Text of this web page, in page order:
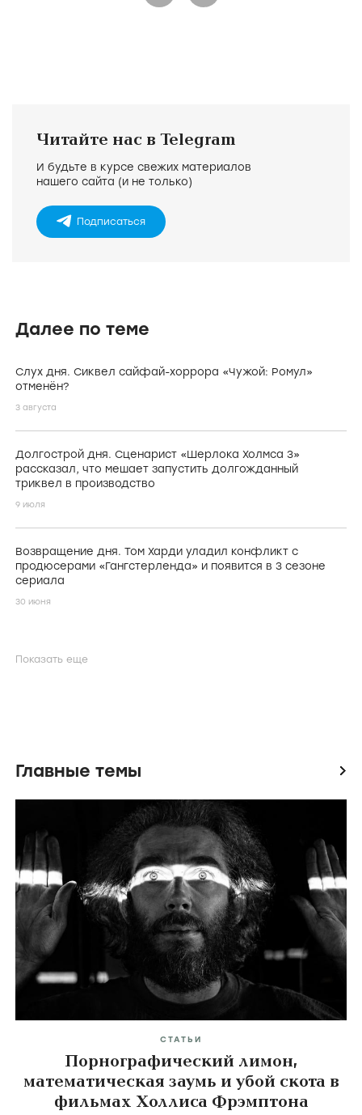
Читайте нас в Telegram
И будьте в курсе свежих материалов
нашего сайта (и не только)
Подписаться
Далее по теме
Слух дня. Сиквел сайфай-хоррора «Чужой: Ромул»
отменён?
3 августа
Долгострой дня. Сценарист «Шерлока Холмса 3»
рассказал, что мешает запустить долгожданный
триквел в производство
9 июля
Возвращение дня. Том Харди уладил конфликт с
продюсерами «Гангстерленда» и появится в 3 сезоне
сериала
30 июня
Показать еще
Главные темы icon
СТАТЬИ
Порнографический лимон,
математическая заумь и убой скота в
фильмах Холлиса Фрэмптона